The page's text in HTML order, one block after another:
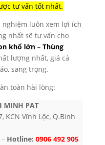
tư vấn tốt nhất.
luôn xem lợi ích
nhất sẽ tư vấn cho
khổ lớn – Thùng
lượng nhất, giá cả
sang trọng.
toàn hài lòng:
MINH PAT
KCN Vĩnh Lộc, Q.Bình
Hotline: 0906 492 905